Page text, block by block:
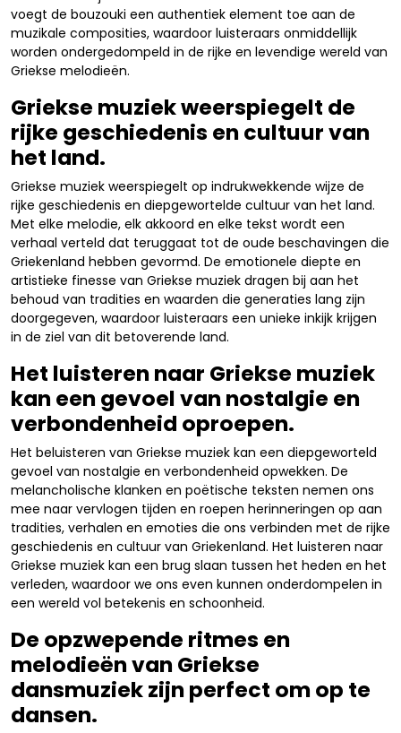
voegt de bouzouki een authentiek element toe aan de
muzikale composities, waardoor luisteraars onmiddellijk
worden ondergedompeld in de rijke en levendige wereld van
Griekse melodieën.
Griekse muziek weerspiegelt de
rijke geschiedenis en cultuur van
het land.
Griekse muziek weerspiegelt op indrukwekkende wijze de
rijke geschiedenis en diepgewortelde cultuur van het land.
Met elke melodie, elk akkoord en elke tekst wordt een
verhaal verteld dat teruggaat tot de oude beschavingen die
Griekenland hebben gevormd. De emotionele diepte en
artistieke finesse van Griekse muziek dragen bij aan het
behoud van tradities en waarden die generaties lang zijn
doorgegeven, waardoor luisteraars een unieke inkijk krijgen
in de ziel van dit betoverende land.
Het luisteren naar Griekse muziek
kan een gevoel van nostalgie en
verbondenheid oproepen.
Het beluisteren van Griekse muziek kan een diepgeworteld
gevoel van nostalgie en verbondenheid opwekken. De
melancholische klanken en poëtische teksten nemen ons
mee naar vervlogen tijden en roepen herinneringen op aan
tradities, verhalen en emoties die ons verbinden met de rijke
geschiedenis en cultuur van Griekenland. Het luisteren naar
Griekse muziek kan een brug slaan tussen het heden en het
verleden, waardoor we ons even kunnen onderdompelen in
een wereld vol betekenis en schoonheid.
De opzwepende ritmes en
melodieën van Griekse
dansmuziek zijn perfect om op te
dansen.